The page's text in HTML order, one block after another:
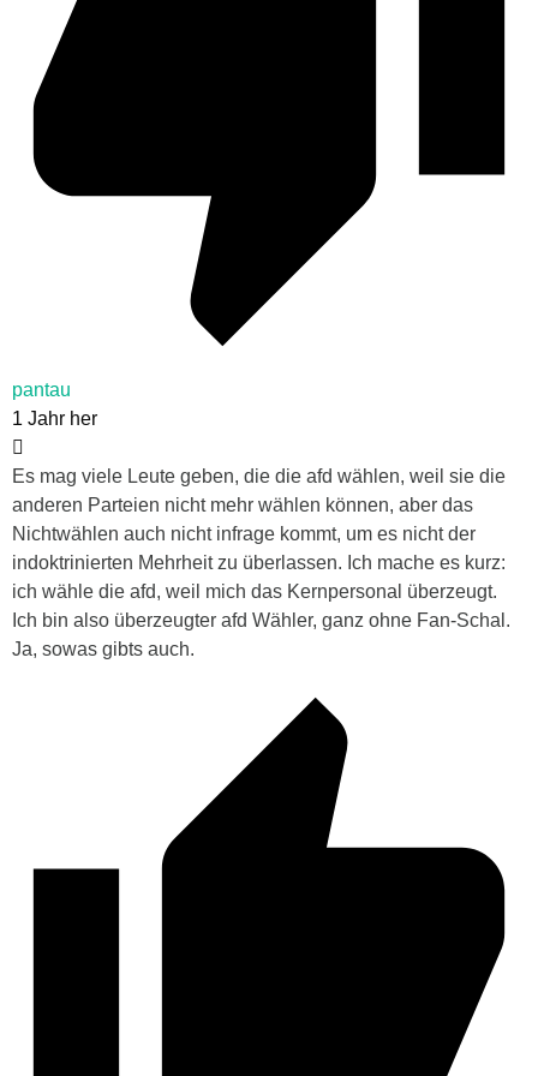
pantau
1 Jahr her
Es mag viele Leute geben, die die afd wählen, weil sie die
anderen Parteien nicht mehr wählen können, aber das
Nichtwählen auch nicht infrage kommt, um es nicht der
indoktrinierten Mehrheit zu überlassen. Ich mache es kurz:
ich wähle die afd, weil mich das Kernpersonal überzeugt.
Ich bin also überzeugter afd Wähler, ganz ohne Fan-Schal.
Ja, sowas gibts auch.